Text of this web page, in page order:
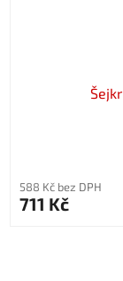
588 Kč bez DPH
711 Kč